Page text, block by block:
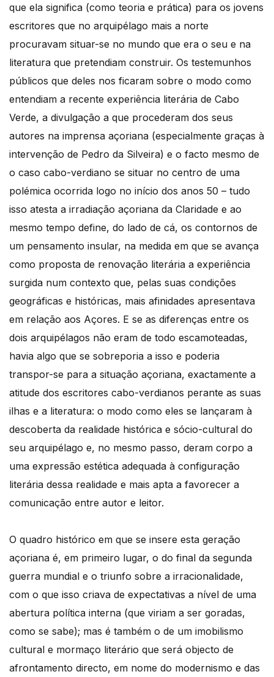
que ela significa (como teoria e prática) para os jovens
escritores que no arquipélago mais a norte
procuravam situar-se no mundo que era o seu e na
literatura que pretendiam construir. Os testemunhos
públicos que deles nos ficaram sobre o modo como
entendiam a recente experiência literária de Cabo
Verde, a divulgação a que procederam dos seus
autores na imprensa açoriana (especialmente graças à
intervenção de Pedro da Silveira) e o facto mesmo de
o caso cabo-verdiano se situar no centro de uma
polémica ocorrida logo no início dos anos 50 – tudo
isso atesta a irradiação açoriana da Claridade e ao
mesmo tempo define, do lado de cá, os contornos de
um pensamento insular, na medida em que se avança
como proposta de renovação literária a experiência
surgida num contexto que, pelas suas condições
geográficas e históricas, mais afinidades apresentava
em relação aos Açores. E se as diferenças entre os
dois arquipélagos não eram de todo escamoteadas,
havia algo que se sobreporia a isso e poderia
transpor-se para a situação açoriana, exactamente a
atitude dos escritores cabo-verdianos perante as suas
ilhas e a literatura: o modo como eles se lançaram à
descoberta da realidade histórica e sócio-cultural do
seu arquipélago e, no mesmo passo, deram corpo a
uma expressão estética adequada à configuração
literária dessa realidade e mais apta a favorecer a
comunicação entre autor e leitor.
O quadro histórico em que se insere esta geração
açoriana é, em primeiro lugar, o do final da segunda
guerra mundial e o triunfo sobre a irracionalidade,
com o que isso criava de expectativas a nível de uma
abertura política interna (que viriam a ser goradas,
como se sabe); mas é também o de um imobilismo
cultural e mormaço literário que será objecto de
afrontamento directo, em nome do modernismo e das